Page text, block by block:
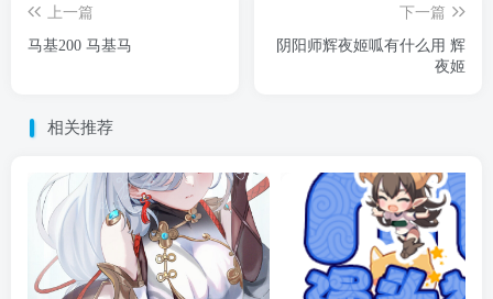
上一篇
马基200 马基马
下一篇
阴阳师辉夜姬呱有什么用 辉
夜姬
相关推荐